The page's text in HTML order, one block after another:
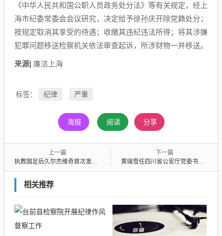
《中华人民共和国公职人员政务处分法》等有关规定，经上
海市纪委常委会会议研究，决定给予徐孙庆开除党籍处分；
按规定取消其享受的待遇；收缴其违纪违法所得；将其涉嫌
犯罪问题移送检察机关依法审查起诉，所涉财物一并移送。
来源| 廉洁上海
标签： 纪律 严重
海报 阅读 分享
上一篇
执教国足后久尔杰维奇首次发声：不需要惧怕任何对手，回应4天后将出战东亚杯
下一篇
黄瑞雪任四川省公安厅党委书记，提名任副省长、公安厅厅长
相关推荐